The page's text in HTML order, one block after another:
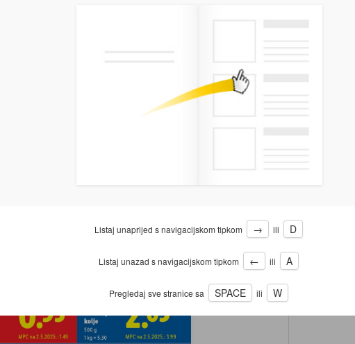
Listaj unaprijed s navigacijskom tipkom → ili D
Listaj unazad s navigacijskom tipkom ← ili A
Pregledaj sve stranice sa SPACE ili W